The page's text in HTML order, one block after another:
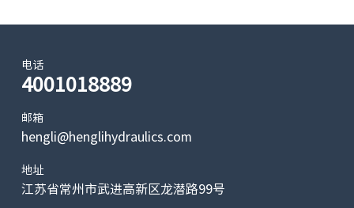
电话
4001018889
邮箱
hengli@henglihydraulics.com
地址
江苏省常州市武进高新区龙潜路99号